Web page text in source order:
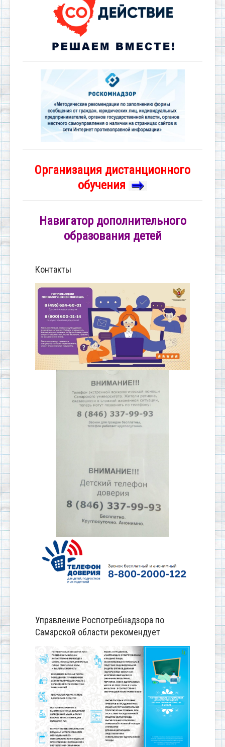
Организация дистанционного
обучения
Навигатор дополнительного
образования детей
Контакты
Управление Роспотребнадзора по
Самарской области рекомендует